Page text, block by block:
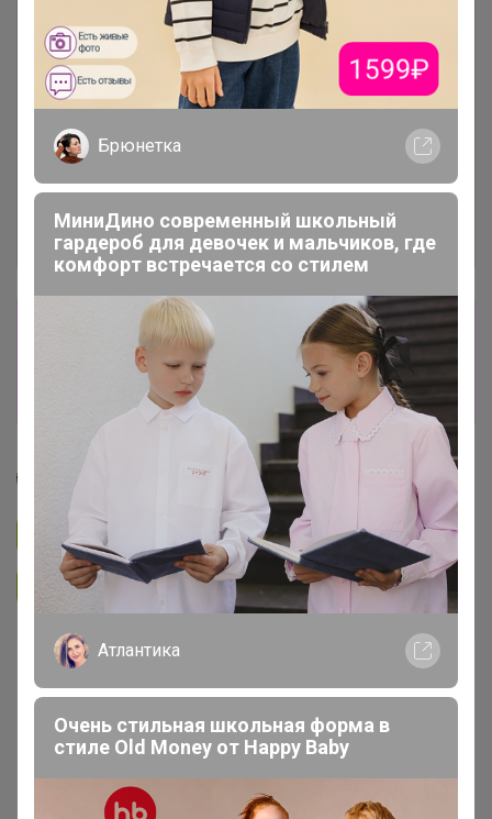
Сбор заказов в данной закупке
завершен
Перейти к текущей закупке
Подписаться на закупку 4.7K
Подписаться на организатора 5.7K
В архиве
—
Собрано
100 %
Ожидание
Пристрой 1 лот
Брюнетка
МиниДино современный школьный
гардероб для девочек и мальчиков, где
комфорт встречается со стилем
Атлантика
Очень стильная школьная форма в
стиле Old Money от Нappy Вaby